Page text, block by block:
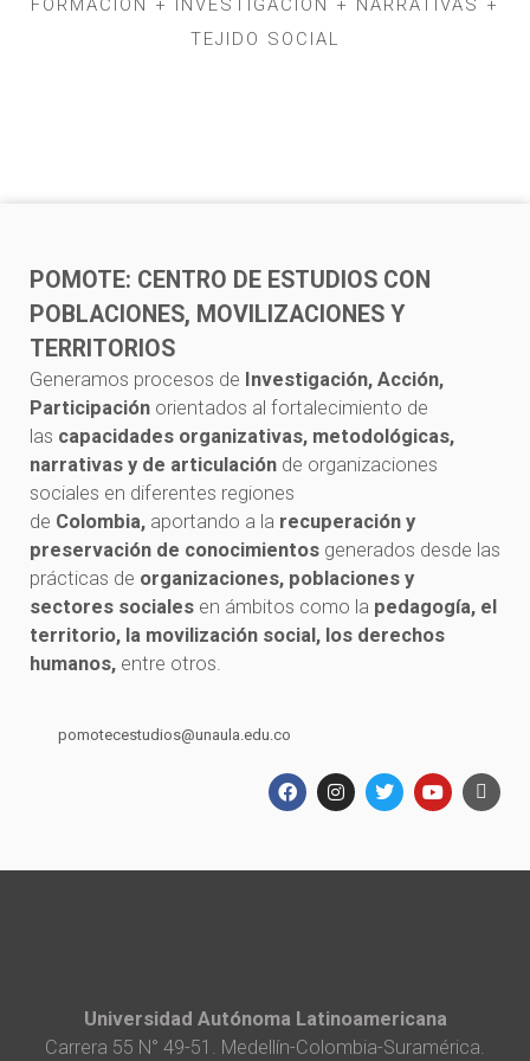
FORMACIÓN + INVESTIGACIÓN + NARRATIVAS +
TEJIDO SOCIAL
POMOTE: CENTRO DE ESTUDIOS CON
POBLACIONES, MOVILIZACIONES Y
TERRITORIOS
Generamos procesos de Investigación, Acción,
Participación orientados al fortalecimiento de
las capacidades organizativas, metodológicas,
narrativas y de articulación de organizaciones
sociales en diferentes regiones
de Colombia, aportando a la recuperación y
preservación de conocimientos generados desde las
prácticas de organizaciones, poblaciones y
sectores sociales en ámbitos como la pedagogía, el
territorio, la movilización social, los derechos
humanos, entre otros.
pomotecestudios@unaula.edu.co
Universidad Autónoma Latinoamericana
Carrera 55 N° 49-51. Medellín-Colombia-Suramérica.